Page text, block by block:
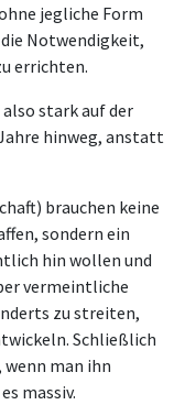
jegliche Form
Notwendigkeit,
errichten.
stark auf der
hinweg, anstatt
brauchen keine
sondern ein
hin wollen und
vermeintliche
zu streiten,
Schließlich
man ihn
massiv.